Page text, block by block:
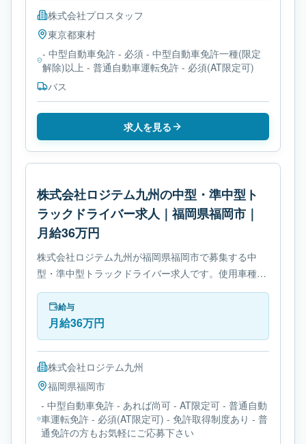
株式会社プロスタッフ
東京都東村
- 中型自動車免許 - 必須 - 中型自動車免許一種(限定
解除)以上 - 普通自動車運転免許 - 必須(AT限定可)
バス
求人を見る
株式会社ロジテム九州の中型・準中型ト
ラックドライバー求人｜福岡県福岡市｜
月給36万円
株式会社ロジテム九州が福岡県福岡市で募集する中
型・準中型トラックドライバー求人です。使用車種は
中型トラックです。勤務時間は- シフト制です。必要
免許は- 中型自動車免許です。
給与
月給36万円
株式会社ロジテム九州
福岡県福岡市
- 中型自動車免許 - あれば尚可 - AT限定可 - 普通自動
車運転免許 - 必須(AT限定可) - 免許取得制度あり - 普
通免許の方もお気軽にご応募下さい